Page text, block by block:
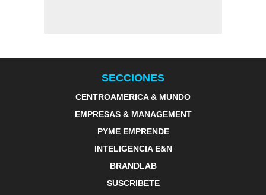
SECCIONES
CENTROAMERICA & MUNDO
EMPRESAS & MANAGEMENT
PYME EMPRENDE
INTELIGENCIA E&N
BRANDLAB
SUSCRIBETE